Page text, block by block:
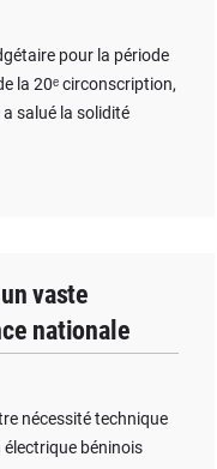
pour la période
la 20ᵉ circonscription,
salué la solidité
vaste
nationale
nécessité technique
électrique béninois